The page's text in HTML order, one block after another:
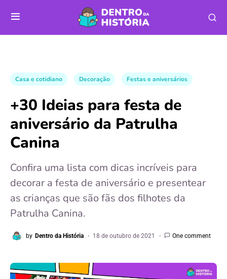
Casa e cotidiano Decoração Festas e aniversários
+30 Ideias para festa de
aniversário da Patrulha
Canina
Confira uma lista com dicas incríveis para
decorar a festa de aniversário e presentear
as crianças que são fãs dos filhotes da
Patrulha Canina.
by Dentro da História 18 de outubro de 2021 One comment